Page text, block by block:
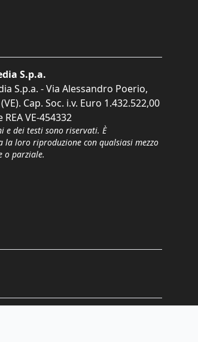
S.p.a.
S.p.a. - Via Alessandro Poerio,
Cap. Soc. i.v. Euro 1.432.522,00
REA VE-454332
dei testi sono riservati. È
la loro riproduzione con qualsiasi mezzo
o parziale.